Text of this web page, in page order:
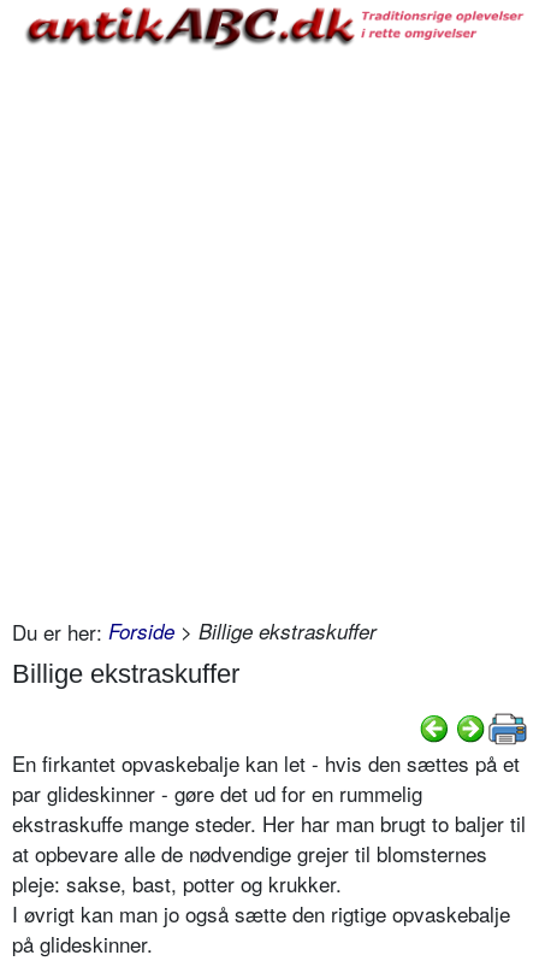
Du er her: Forside > Billige ekstraskuffer
Billige ekstraskuffer
En firkantet opvaskebalje kan let - hvis den sættes på et
par glideskinner - gøre det ud for en rummelig
ekstraskuffe mange steder. Her har man brugt to baljer til
at opbevare alle de nødvendige grejer til blomsternes
pleje: sakse, bast, potter og krukker.
I øvrigt kan man jo også sætte den rigtige opvaskebalje
på glideskinner.